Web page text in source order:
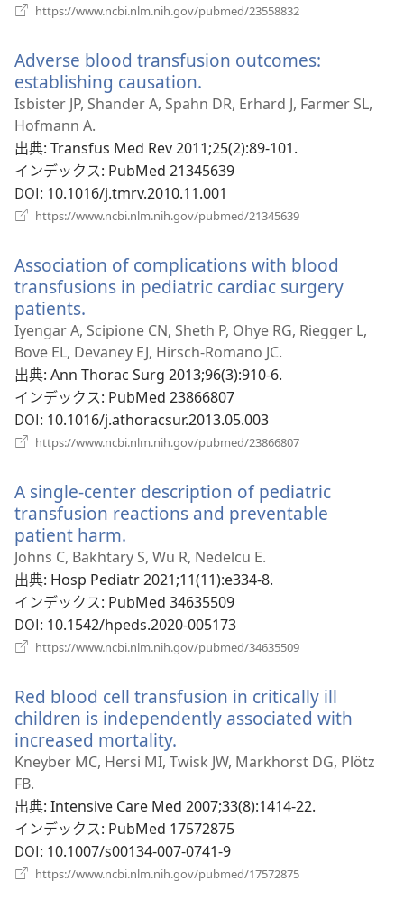
https://www.ncbi.nlm.nih.gov/pubmed/23558832
タ
開
Adverse blood transfusion outcomes:
establishing causation.
し
タ
ブ
で
開
Isbister JP, Shander A, Spahn DR, Erhard J, Farmer SL,
Hofmann A.
出典‎: Transfus Med Rev 2011;25(2):89-101.
インデックス‎: PubMed 21345639
DOI‎: 10.1016/j.tmrv.2010.11.001
https://www.ncbi.nlm.nih.gov/pubmed/21345639
タ
ブ
で
く）
Association of complications with blood
transfusions in pediatric cardiac surgery
patients.
し
い
タ
ブ
で
開
Iyengar A, Scipione CN, Sheth P, Ohye RG, Riegger L,
Bove EL, Devaney EJ, Hirsch-Romano JC.
出典‎: Ann Thorac Surg 2013;96(3):910-6.
インデックス‎: PubMed 23866807
DOI‎: 10.1016/j.athoracsur.2013.05.003
https://www.ncbi.nlm.nih.gov/pubmed/23866807
タ
ブ
で
A single-center description of pediatric
transfusion reactions and preventable
patient harm.
し
い
タ
ブ
で
く）
Johns C, Bakhtary S, Wu R, Nedelcu E.
出典‎: Hosp Pediatr 2021;11(11):e334-8.
インデックス‎: PubMed 34635509
DOI‎: 10.1542/hpeds.2020-005173
https://www.ncbi.nlm.nih.gov/pubmed/34635509
タ
ブ
で
く）
Red blood cell transfusion in critically ill
children is independently associated with
increased mortality.
し
タ
ブ
で
開
Kneyber MC, Hersi MI, Twisk JW, Markhorst DG, Plötz
FB.
出典‎: Intensive Care Med 2007;33(8):1414-22.
インデックス‎: PubMed 17572875
DOI‎: 10.1007/s00134-007-0741-9
https://www.ncbi.nlm.nih.gov/pubmed/17572875